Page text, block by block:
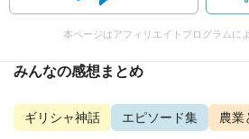
本ページはアフィリエイトプログラムに
みんなの感想まとめ
ギリシャ神話 エピソード集 農業